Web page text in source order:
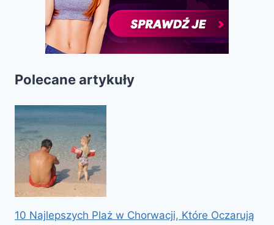
Polecane artykuły
10 Najlepszych Plaż w Chorwacji, Które Oczarują